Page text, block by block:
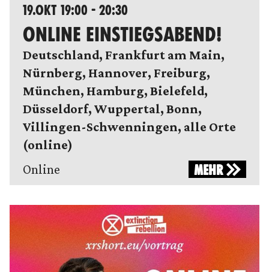
19.OKT 19:00 - 20:30
ONLINE EINSTIEGSABEND!
Deutschland, Frankfurt am Main,
Nürnberg, Hannover, Freiburg,
München, Hamburg, Bielefeld,
Düsseldorf, Wuppertal, Bonn,
Villingen-Schwenningen, alle Orte
(online)
MEHR
Online